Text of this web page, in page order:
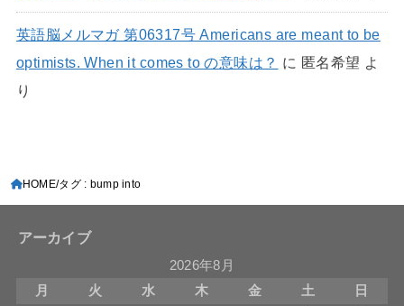
英語脳メルマガ 第06317号 Americans are meant to be
optimists. When it comes to の意味は？ に 匿名希望 よ
り
HOME タグ : bump into
アーカイブ
2026年8月
月
火 水 木 金 土
日